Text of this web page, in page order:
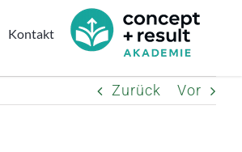
Kontakt
Zurück Vor